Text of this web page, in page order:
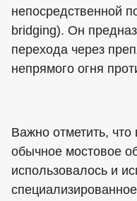
непосредственной
bridging). Он
перехода через
непрямого огня
Важно отметить,
обычное мостовое
использовалось и